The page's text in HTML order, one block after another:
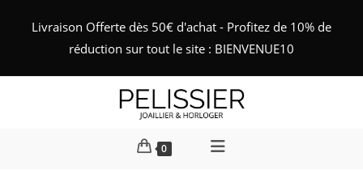
Livraison Offerte dès 50€ d'achat - Profitez de 10% de
réduction sur tout le site : BIENVENUE10
0